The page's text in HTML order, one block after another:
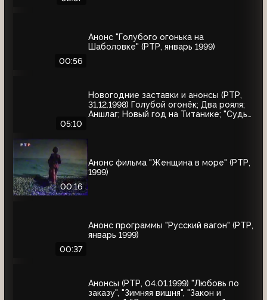
00:56
Анонс "Голубого огонька на
Шаболовке" (РТР, январь 1999)
05:10
Новогодние заставки и анонсы (РТР,
31.12.1998) Голубой огонёк; Два рояля;
Аншлаг; Новый год на Титанике; "Судья
00:16
Анонс фильма "Женщина в море" (РТР,
1999)
00:37
Анонс программы "Русский вагон" (РТР,
январь 1999)
Анонсы (РТР, 04.01.1999) "Любовь по
заказу", "Зимняя вишня", "Закон и